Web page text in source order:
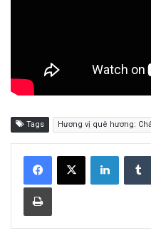
Tags Hương vị quê hương: